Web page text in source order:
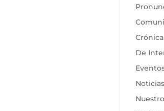
De
Noticias